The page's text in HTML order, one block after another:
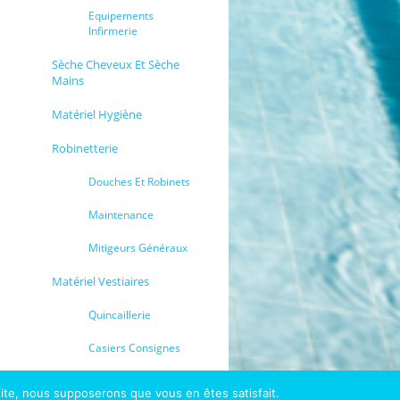
Equipements
Infirmerie
Sèche Cheveux Et Sèche
Mains
Matériel Hygiène
Robinetterie
Douches Et Robinets
Maintenance
Mitigeurs Généraux
Matériel Vestiaires
Quincaillerie
Casiers Consignes
nous supposerons que vous en êtes satisfait.